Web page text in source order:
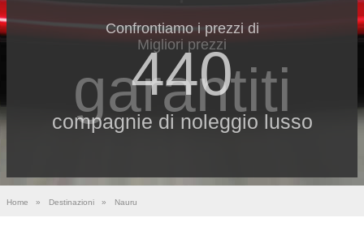
Confrontiamo i prezzi di
440
compagnie di noleggio lusso
Migliori prezzi
garantiti
Home » Destinazioni » Nauru